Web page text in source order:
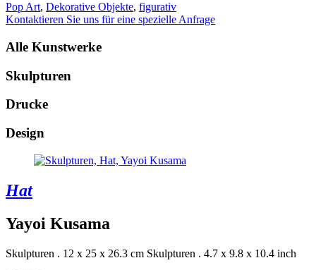
Pop Art, Dekorative Objekte, figurativ
Kontaktieren Sie uns für eine spezielle Anfrage
Alle Kunstwerke
Skulpturen
Drucke
Design
Hat
Yayoi Kusama
Skulpturen . 12 x 25 x 26.3 cm Skulpturen . 4.7 x 9.8 x 10.4 inch